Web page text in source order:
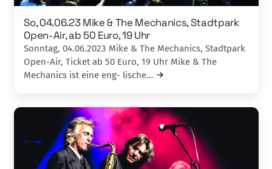
So, 04.06.23 Mike & The Mechanics, Stadtpark
Open-Air, ab 50 Euro, 19 Uhr
Sonntag, 04.06.2023 Mike & The Mechanics, Stadtpark
Open-Air, Ticket ab 50 Euro, 19 Uhr Mike & The
Mechanics ist eine eng- lische…